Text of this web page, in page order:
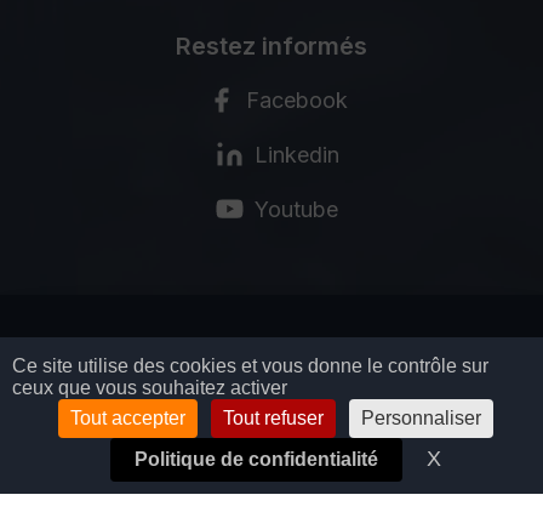
Restez informés
Facebook
Linkedin
Youtube
© COPYRIGHT BIOSYNEX SA - 2026
TOUS DROITS RÉSERVÉS
MENTIONS LÉGALES
POLITIQUE DE CONFIDENTIALITÉ
CGV
GESTION DES COOKIES
Ce site utilise des cookies et vous donne le contrôle sur
ceux que vous souhaitez activer
Tout accepter
Tout refuser
Personnaliser
Politique de confidentialité
X